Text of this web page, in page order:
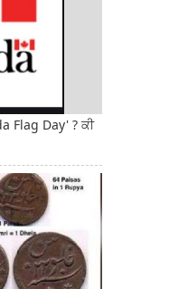
Flag Day' ? ਕੀ